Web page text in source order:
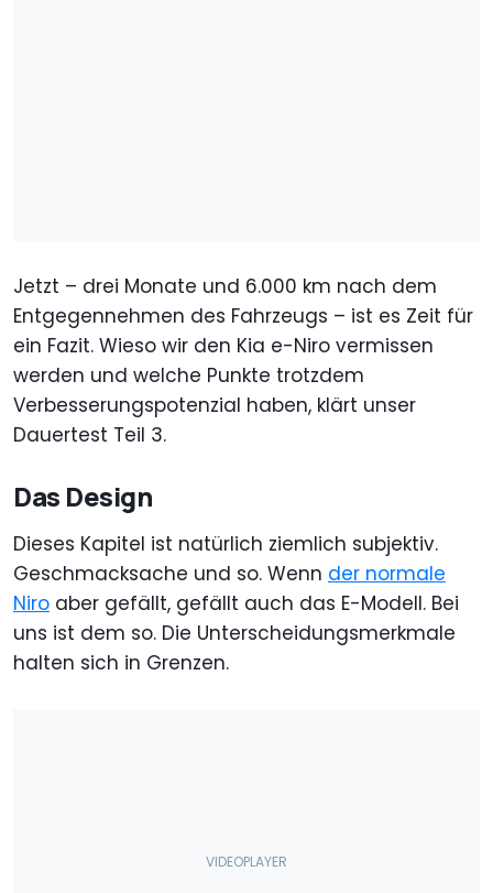
Jetzt – drei Monate und 6.000 km nach dem
Entgegennehmen des Fahrzeugs – ist es Zeit für
ein Fazit. Wieso wir den Kia e-Niro vermissen
werden und welche Punkte trotzdem
Verbesserungspotenzial haben, klärt unser
Dauertest Teil 3.
Das Design
Dieses Kapitel ist natürlich ziemlich subjektiv.
Geschmacksache und so. Wenn der normale
Niro aber gefällt, gefällt auch das E-Modell. Bei
uns ist dem so. Die Unterscheidungsmerkmale
halten sich in Grenzen.